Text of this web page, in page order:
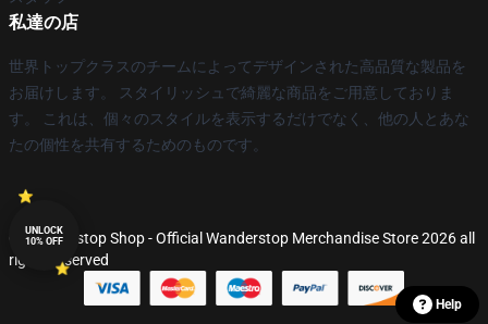
私達の店
世界トップクラスのチームによってデザインされた高品質な製品を
お届けします。 スタイリッシュで綺麗な商品をご用意しておりま
す。 これは、個々のスタイルを表示するだけでなく、他の人とあな
たの個性を共有するためのものです。
© Wanderstop Shop - Official Wanderstop Merchandise Store 2026 all
rights reserved
Help
UNLOCK
10% OFF